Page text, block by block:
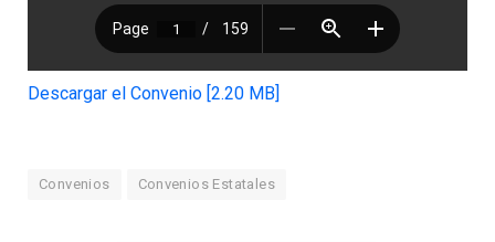
Descargar el Convenio [2.20 MB]
Convenios Convenios Estatales